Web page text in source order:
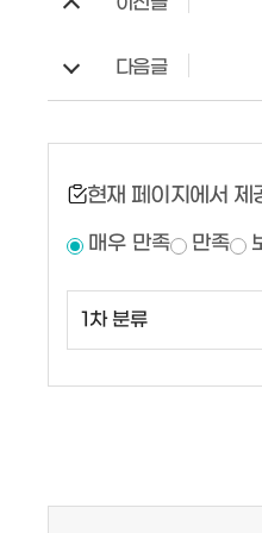
다음글
현재 페이지에서 제
매우 만족 만족